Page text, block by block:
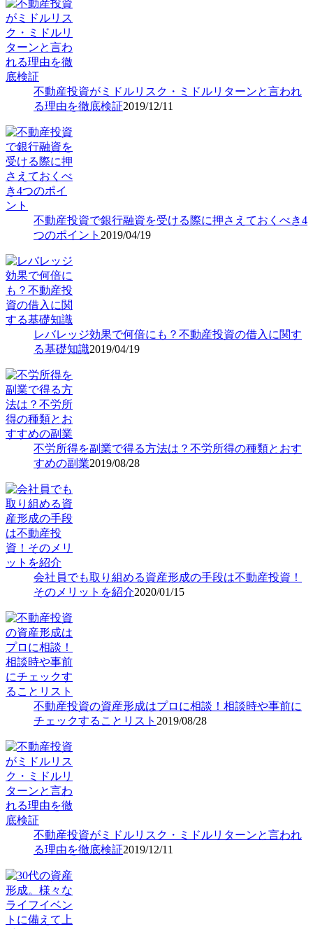
不動産投資がミドルリスク・ミドルリターンと言われ
る理由を徹底検証2019/12/11
不動産投資で銀行融資を受ける際に押さえておくべき4
つのポイント 2019/04/19
レバレッジ効果で何倍にも？不動産投資の借入に関す
る基礎知識2019/04/19
不労所得を副業で得る方法は？不労所得の種類とおす
すめの副業2019/08/28
会社員でも取り組める資産形成の手段は不動産投資！
そのメリットを紹介2020/01/15
不動産投資の資産形成はプロに相談！相談時や事前に
チェックすることリスト 2019/08/28
不動産投資がミドルリスク・ミドルリターンと言われ
る理由を徹底検証2019/12/11